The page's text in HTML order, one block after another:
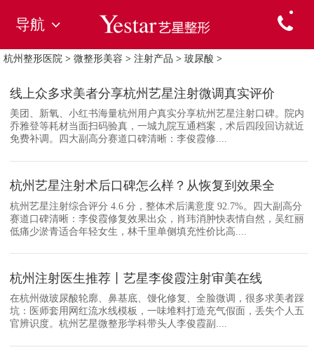
导航
杭州整形医院 > 微整形美容 > 注射产品 > 玻尿酸 >
线上众多求美者分享杭州艺星注射微调真实评价
美团、新氧、小红书海量杭州用户真实分享杭州艺星注射口碑。院内
乔雅登等耗材当面扫码验真，一城九院互通档案，术后四段回访就近
免费补调。四大副高分赛道口碑清晰：李俊霞修....
杭州艺星注射术后口碑怎么样？从恢复到效果全
杭州艺星注射综合评分 4.6 分，整体术后满意度 92.7%。四大副高分
赛道口碑清晰：李俊霞修复效果出众，肖玮消肿快表情自然，吴红丽
低痛少淤青适合年轻女生，林千里单侧填充性价比高....
杭州注射医生推荐丨艺星李俊霞注射审美在线
在杭州做玻尿酸轮廓、鼻基底、馒化修复、全脸微调，很多求美者踩
坑：医师套用网红流水线模板，一味堆料打造充气假面，丢失个人五
官辨识度。杭州艺星微整形学科带头人李俊霞副....